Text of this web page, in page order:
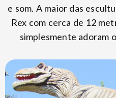
e som. A maior das
Rex com cerca de 12
simplesmente adoram